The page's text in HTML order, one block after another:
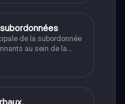
de la subordonnée
au sein de la